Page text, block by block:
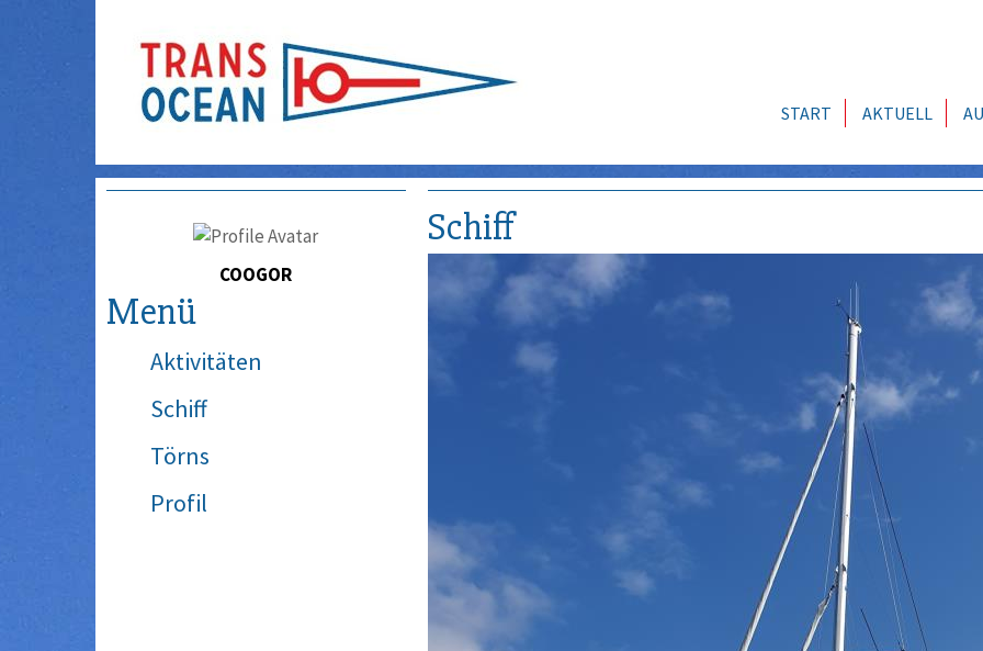
START AKTUELL
COOGOR
Menü
Aktivitäten
Schiff
Törns
Profil
Schiff